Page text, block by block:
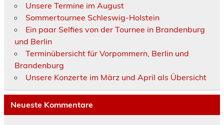
Unsere Termine im August
Sommertournee Schleswig-Holstein
Ein paar Selfies von der Tournee in Brandenburg
und Berlin
Terminübersicht für Vorpommern, Berlin und
Brandenburg
Unsere Konzerte im März und April als Übersicht
Neueste Kommentare